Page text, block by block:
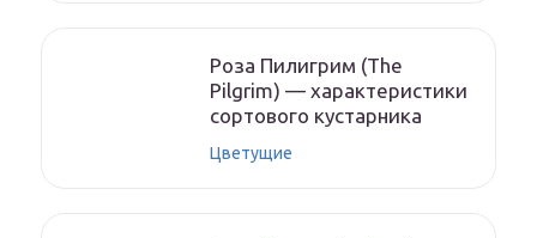
Роза Пилигрим (The
Pilgrim) — характеристики
сортового кустарника
Цветущие